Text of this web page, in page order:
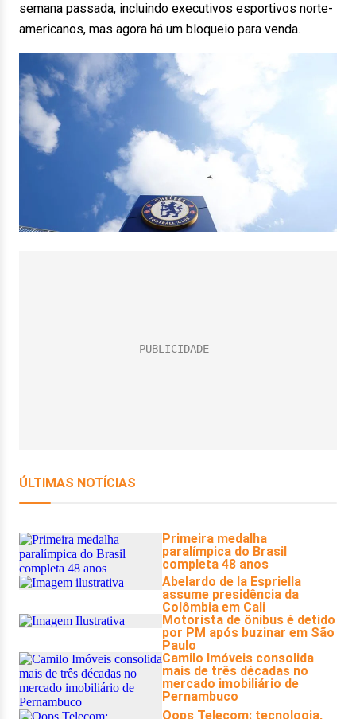
semana passada, incluindo executivos esportivos norte-
americanos, mas agora há um bloqueio para venda.